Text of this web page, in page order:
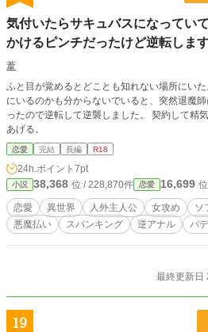
気付いたらサキュバスになってい
かけるピンチだったけど逆転しま
葦
ふと目が覚めるとどことも知れない場所にい
にいるのかも分からないでいると、突然退魔
ったので逆転して逆襲しました。 契約して精気を貰う代わりに悪魔退治をして
あげる。
恋愛 完結 長編 R18
24h.ポイント 7pt
小説 38,368 位 / 228,870件 恋愛 16,699
恋愛 異世界 人外主人公 女攻め ソ
悪魔払い
スパンキング 逆アナル バ
最終更新日
19